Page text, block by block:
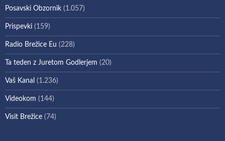
Posavski Obzornik (1.057)
Prispevki (159)
Radio Brežice Eu (228)
Ta teden z Juretom Godlerjem (20)
Vaš Kanal (1.236)
Videokom (144)
Visit Brežice (74)